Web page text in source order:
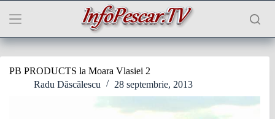
conținut
PB PRODUCTS la Moara Vlasiei 2
Radu Dăscălescu
28 septembrie, 2013